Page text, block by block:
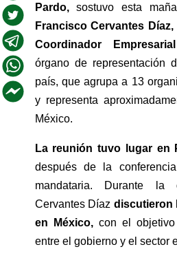
Pardo, sostuvo esta
Francisco Cervantes Díaz,
Coordinador
órgano de representación
país, que agrupa a 13
y representa
México.
La reunión tuvo lugar en
después de la
mandataria. Durante la
Cervantes Díaz discutieron
en México, con el
entre el gobierno y el sector